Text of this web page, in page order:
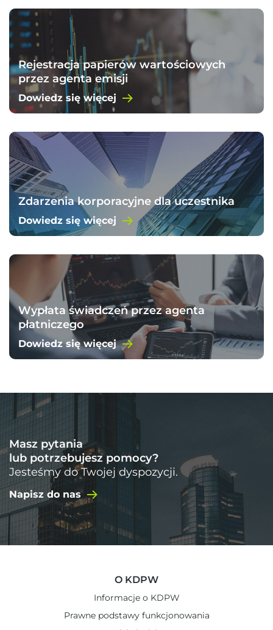
Rejestracja papierów wartościowych
przez agenta emisji
Dowiedz się więcej
Zdarzenia korporacyjne dla uczestnika
Dowiedz się więcej
Wypłata świadczeń przez agenta
płatniczego
Dowiedz się więcej
Masz pytania
lub potrzebujesz pomocy?
Jesteśmy do Twojej dyspozycji.
Napisz do nas
O KDPW
Informacje o KDPW
Prawne podstawy funkcjonowania